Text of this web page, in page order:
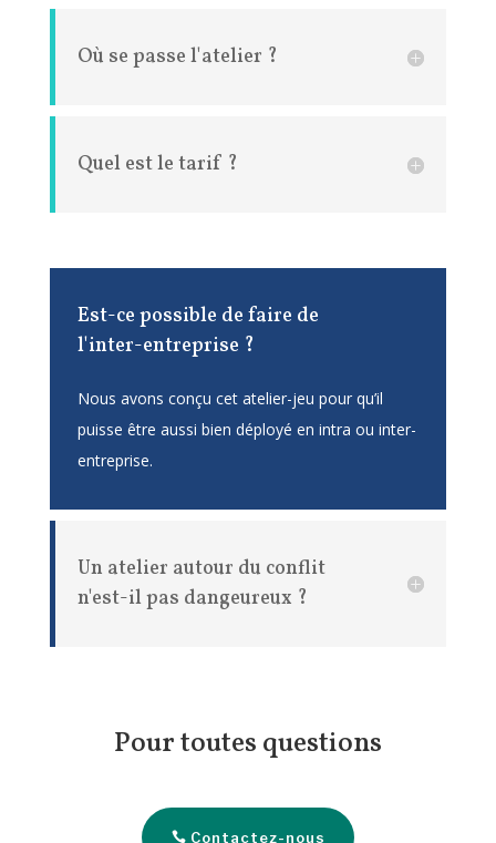
Où se passe l'atelier ?
Quel est le tarif ?
Est-ce possible de faire de
l'inter-entreprise ?
Nous avons conçu cet atelier-jeu pour qu’il
puisse être aussi bien déployé en intra ou inter-
entreprise.
Un atelier autour du conflit
n'est-il pas dangeureux ?
Pour toutes questions
Contactez-nous